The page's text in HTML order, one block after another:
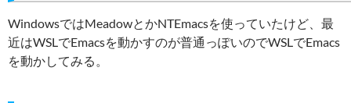
WindowsではMeadowとかNTEmacsを使っていたけど、最
近はWSLでEmacsを動かすのが普通っぽいのでWSLでEmacs
を動かしてみる。